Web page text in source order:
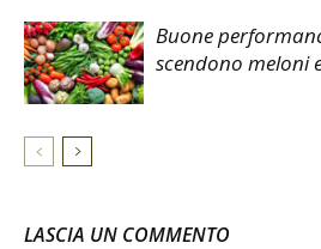
Buone
scendono meloni
LASCIA UN COMMENTO